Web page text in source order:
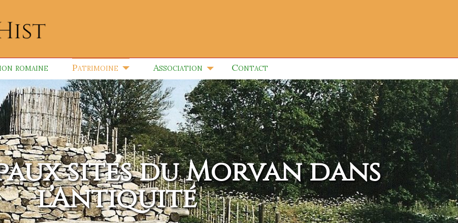
romaine Patrimoine Association Contact
sites du Morvan dans
l’Antiquité